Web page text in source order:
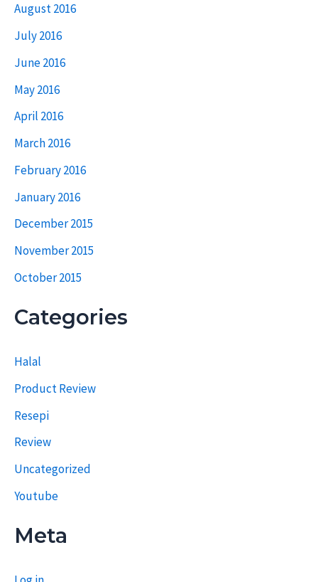
August 2016
July 2016
June 2016
May 2016
April 2016
March 2016
February 2016
January 2016
December 2015
November 2015
October 2015
Categories
Halal
Product Review
Resepi
Review
Uncategorized
Youtube
Meta